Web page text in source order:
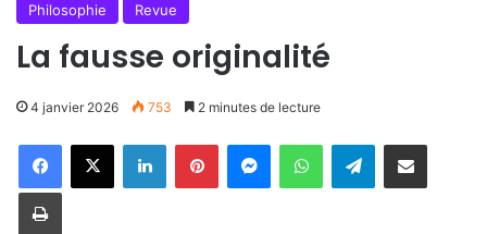
Philosophie Revue
La fausse originalité
4 janvier 2026 753 2 minutes de lecture
LinkedinPinterestMessengerWhatsAppTelegramPartager par email
Imprimer